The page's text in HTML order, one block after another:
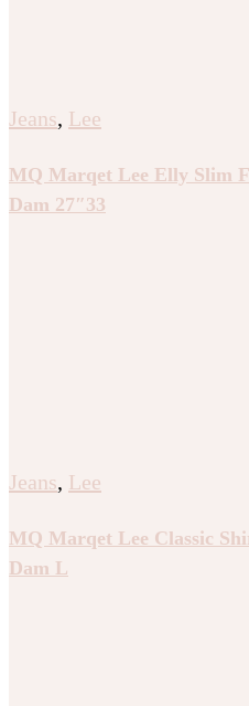
Jeans, Lee
MQ Marqet Lee Elly Slim
Dam 27″33
Jeans, Lee
MQ Marqet Lee Classic
Dam L